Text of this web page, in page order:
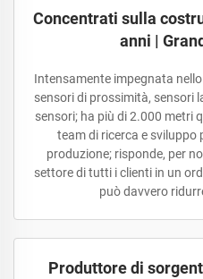
Concentrati sulla
anni |
Intensamente impegnata
sensori di prossimità, sensori
sensori; ha più di 2.000 metri
team di ricerca e sviluppo
produzione; risponde, per
settore di tutti i clienti in un
può davvero
Produttore di